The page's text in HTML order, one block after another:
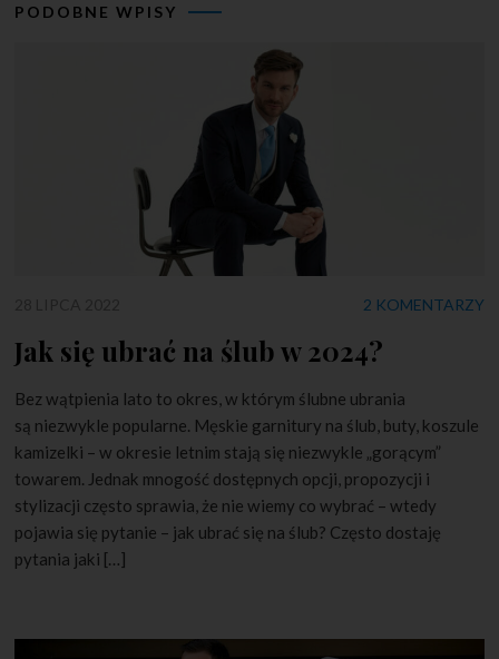
PODOBNE WPISY
2 KOMENTARZY
Jak się ubrać na ślub w 2024?
Bez wątpienia lato to okres, w którym ślubne ubrania
są niezwykle popularne. Męskie garnitury na ślub, buty, koszule
kamizelki – w okresie letnim stają się niezwykle „gorącym”
towarem. Jednak mnogość dostępnych opcji, propozycji i
stylizacji często sprawia, że nie wiemy co wybrać – wtedy
pojawia się pytanie – jak ubrać się na ślub? Często dostaję
pytania jaki […]